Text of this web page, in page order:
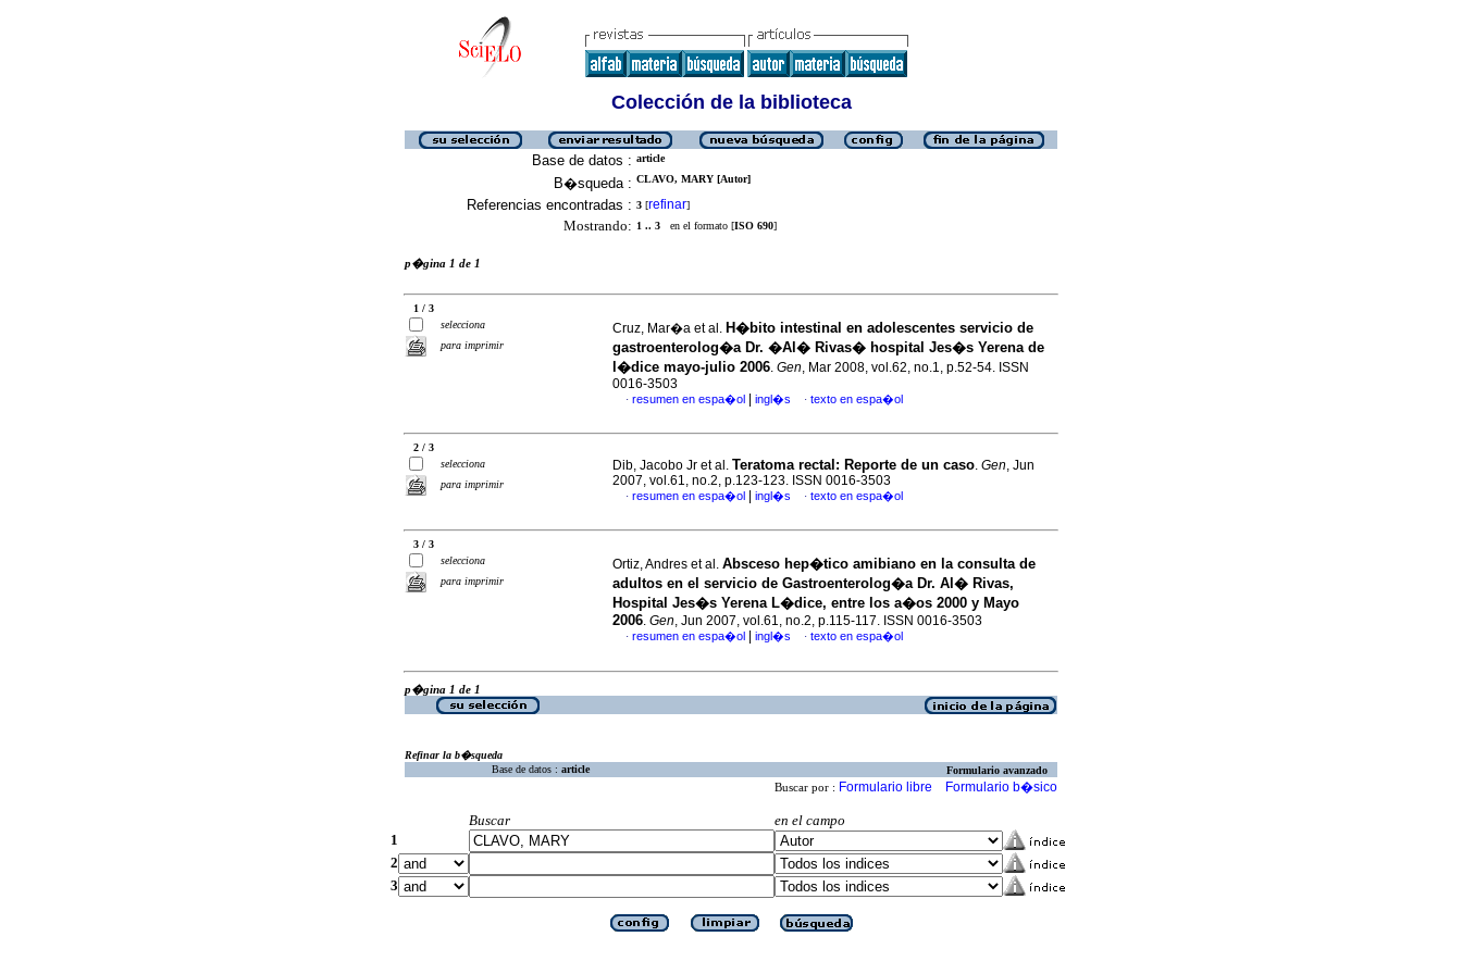
Colección de la biblioteca
Base de datos : article
B�squeda : CLAVO, MARY [Autor]
Referencias encontradas : 3 [refinar]
Mostrando: 1 .. 3 en el formato [ISO 690]
p�gina 1 de 1
1 / 3
selecciona
para imprimir
Cruz, Mar�a et al. H�bito intestinal en adolescentes servicio de
gastroenterolog�a Dr. �Al� Rivas� hospital Jes�s Yerena de
l�dice mayo-julio 2006. Gen, Mar 2008, vol.62, no.1, p.52-54. ISSN
0016-3503
· resumen en espa�ol ingl�s · texto en espa�ol
2 / 3
selecciona
para imprimir
Dib, Jacobo Jr et al. Teratoma rectal : Reporte de un caso. Gen, Jun
2007, vol.61, no.2, p.123-123. ISSN 0016-3503
· resumen en espa�ol ingl�s · texto en espa�ol
3 / 3
selecciona
para imprimir
Ortiz, Andres et al. Absceso hep�tico amibiano en la consulta de
adultos en el servicio de Gastroenterolog�a Dr. Al� Rivas,
Hospital Jes�s Yerena L�dice, entre los a�os 2000 y Mayo
2006. Gen, Jun 2007, vol.61, no.2, p.115-117. ISSN 0016-3503
· resumen en espa�ol ingl�s · texto en espa�ol
p�gina 1 de 1
Refinar la b�squeda
Base de datos : article Formulario avanzado
Buscar por : Formulario libre Formulario b�sico
Buscar
en el campo
1
2
3